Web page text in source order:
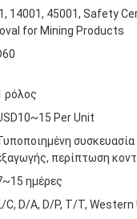
14001, 45001, Safety
for Mining Products
ρόλος
Per Unit
συσκευασία
περίπτωση
ημέρες
C, D/A, D/P, T/T, Western